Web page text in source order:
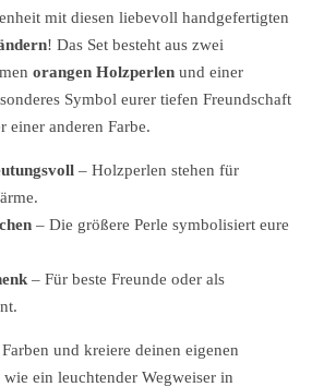
mit diesen liebevoll handgefertigten
! Das Set besteht aus zwei
orangen Holzperlen und einer
Symbol eurer tiefen Freundschaft
einer anderen Farbe.
– Holzperlen stehen für
– Die größere Perle symbolisiert eure
– Für beste Freunde oder als
und kreiere deinen eigenen
ein leuchtender Wegweiser in